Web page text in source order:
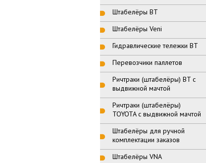
Штабелёры BT
Штабелёры Veni
Гидравлические тележки BT
Перевозчики паллетов
Ричтраки (штабелёры) BT с
выдвижной мачтой
Ричтраки (штабелёры)
TOYOTA с выдвижной мачтой
Штабелёры для ручной
комплектации заказов
Штабелёры VNA